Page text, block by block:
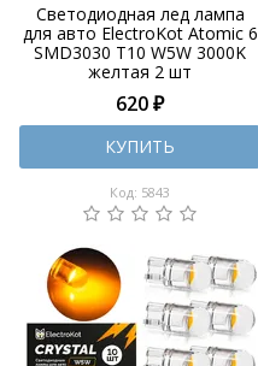
Светодиодная лед лампа
для авто ElectroKot Atomic 6
SMD3030 T10 W5W 3000K
желтая 2 шт
620 ₽
КУПИТЬ
Код: 5843